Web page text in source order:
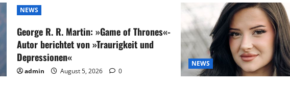
NEWS
George R. R. Martin: »Game of Thrones«-
Autor berichtet von »Traurigkeit und
Depressionen«
admin August 5, 2026 0
NEWS